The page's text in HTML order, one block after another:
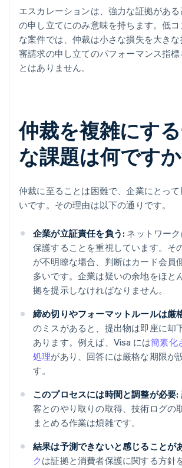
エスカレーションは、強力な証拠があ
の申し立てにのみ意味を持ちます。低
な案件では、仲裁は小さな損失を大き
審請求の申し立てのパフォーマンス指
とはありません。
仲裁を複雑にす
な課題は何です
仲裁に至ることは困難で、企業にとっ
いです。その理由は以下の通りです。
企業が立証責任を負う: ネットワー
保護することを重視しています。そ
が不明瞭な場合、判断はカード会員
多いです。企業は疑いの余地をほと
拠を提示しなければなりません。
締め切りやフォーマットルールは厳
のミスがあると、提出物は即座に却
あります。例えば、Visa には簡素化
処理があり、回答には厳格な期限が
す。
このプロセスには時間と調整が必要:
客とのやり取りの取得、技術ログの
まとめる作業は煩雑です。
結果は予測できないと感じることが
クは証拠と消費者保護に関する方針